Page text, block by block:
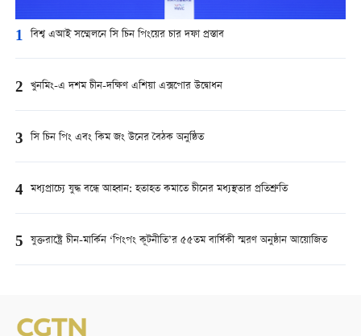
1 বিশ্ব এআই সম্মেলনে সি চিন পিংয়ের চার দফা প্রস্তাব
2 খুনমিং-এ দশম চীন-দক্ষিণ এশিয়া এক্সপোর উদ্বোধন
3 সি চিন পিং এবং কিম জং উনের বৈঠক অনুষ্ঠিত
4 মধ্যপ্রাচ্যে যুদ্ধ বন্ধে আহ্বান: হতাহত কমাতে চীনের মধ্যস্থতার প্রতিশ্রুতি
5 যুক্তরাষ্ট্রে চীন-মার্কিন ‘পিংপং কূটনীতি’র ৫৫তম বার্ষিকী স্মরণ অনুষ্ঠান আয়োজিত